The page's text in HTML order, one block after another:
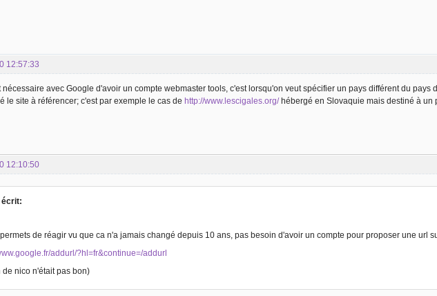
12:57:33
nécessaire avec Google d'avoir un compte webmaster tools, c'est lorsqu'on veut spécifier un pays différent du pays
le site à référencer; c'est par exemple le cas de http://www.lescigales.org/hébergé en Slovaquie mais destiné à un
12:10:50
écrit:
de réagir vu que ca n'a jamais changé depuis 10 ans, pas besoin d'avoir un compte pour proposer une url
addurl/?hl=fr&continue=/addurl
de nico n'était pas bon)